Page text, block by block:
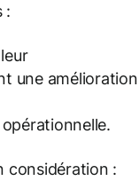
:
une amélioration
considération :